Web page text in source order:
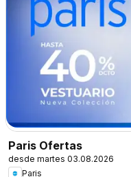
Paris Ofertas
desde martes 03.08.2026
Paris